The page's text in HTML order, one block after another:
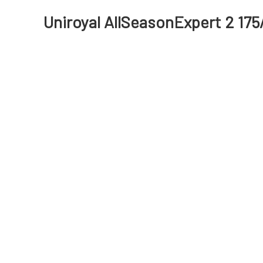
Uniroyal AllSeasonExpert 2